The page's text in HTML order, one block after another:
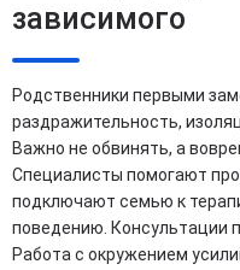
зависимого
Родственники первыми
раздражительность,
Важно не обвинять, а
Специалисты помогают
подключают семью к
поведению. Консультации
Работа с окружением